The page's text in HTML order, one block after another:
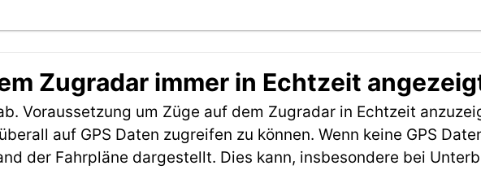
Zugradar immer in Echtzeit
Voraussetzung um Züge auf dem Zugradar in Echtzeit
auf GPS Daten zugreifen zu können. Wenn keine GPS
der Fahrpläne dargestellt. Dies kann, insbesondere bei